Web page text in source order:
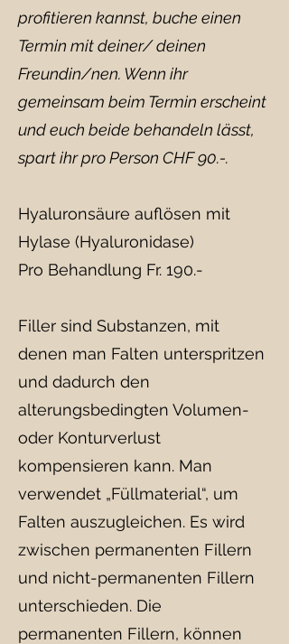
profitieren kannst, buche einen
Termin mit deiner/ deinen
Freundin/nen. Wenn ihr
gemeinsam beim Termin erscheint
und euch beide behandeln lässt,
spart ihr pro Person CHF 90.-.
Hyaluronsäure auflösen mit
Hylase (Hyaluronidase)
Pro Behandlung Fr. 190.-
Filler sind Substanzen, mit
denen man Falten unterspritzen
und dadurch den
alterungsbedingten Volumen-
oder Konturverlust
kompensieren kann. Man
verwendet „Füllmaterial“, um
Falten auszugleichen. Es wird
zwischen permanenten Fillern
und nicht-permanenten Fillern
unterschieden. Die
permanenten Fillern, können